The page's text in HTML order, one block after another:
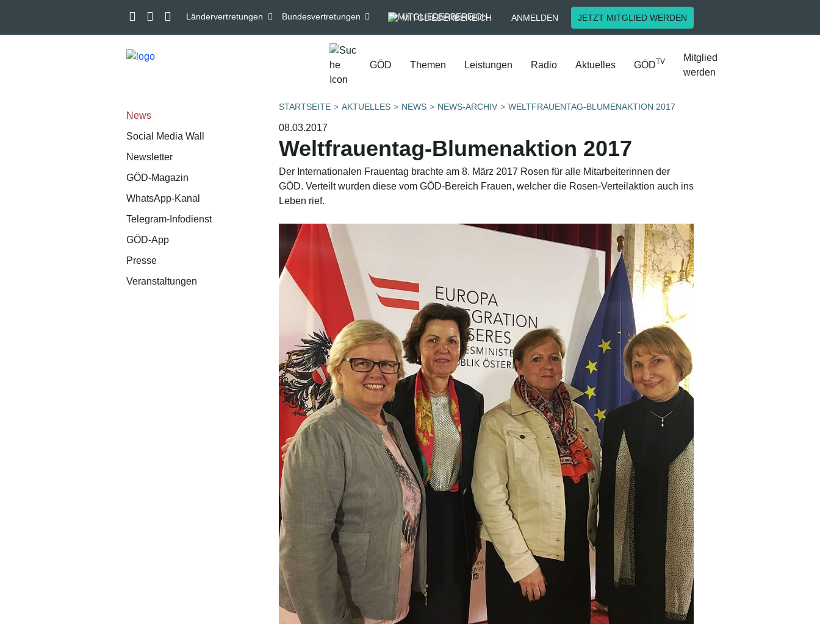
Ländervertretungen Bundesvertretungen MITGLIEDERBEREICH ANMELDEN JETZT MITGLIED WERDEN
GÖD Themen Leistungen Radio Aktuelles GÖDTV
Mitglied
werden
News
Social Media Wall
Newsletter
GÖD-Magazin
WhatsApp-Kanal
Telegram-Infodienst
GÖD-App
Presse
Veranstaltungen
STARTSEITE AKTUELLES NEWS NEWS-ARCHIV WELTFRAUENTAG-BLUMENAKTION 2017
08.03.2017
Weltfrauentag-Blumenaktion 2017
Der Internationalen Frauentag brachte am 8. März 2017 Rosen für alle Mitarbeiterinnen der
GÖD. Verteilt wurden diese vom GÖD-Bereich Frauen, welcher die Rosen-Verteilaktion auch ins
Leben rief.